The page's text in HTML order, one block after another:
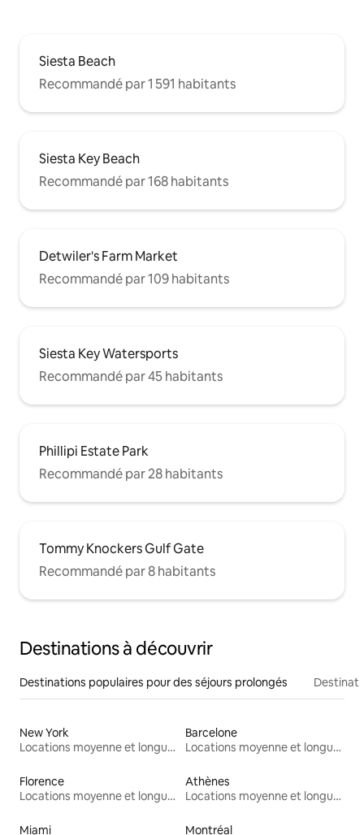
Siesta Beach
Recommandé par 1 591 habitants
Siesta Key Beach
Recommandé par 168 habitants
Detwiler's Farm Market
Recommandé par 109 habitants
Siesta Key Watersports
Recommandé par 45 habitants
Phillipi Estate Park
Recommandé par 28 habitants
Tommy Knockers Gulf Gate
Recommandé par 8 habitants
Destinations à découvrir
Destinations populaires pour des séjours prolongés
New York
Locations moyenne et longue durée
Barcelone
Locations moyenne et longue durée
Florence
Locations moyenne et longue durée
Athènes
Locations moyenne et longue durée
Miami Montréal